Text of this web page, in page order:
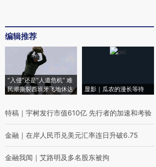
编辑推荐
“入侵”还是“人道危机” 难
民潮撕裂西班牙飞地休达
显影｜瓜农的漫长等待
特稿 ｜ 宇树发行市值610亿 先行者的加速和考验
金融 ｜ 在岸人民币兑美元汇率连日升破6.75
金融我闻 ｜ 艾路明及多名股东被拘